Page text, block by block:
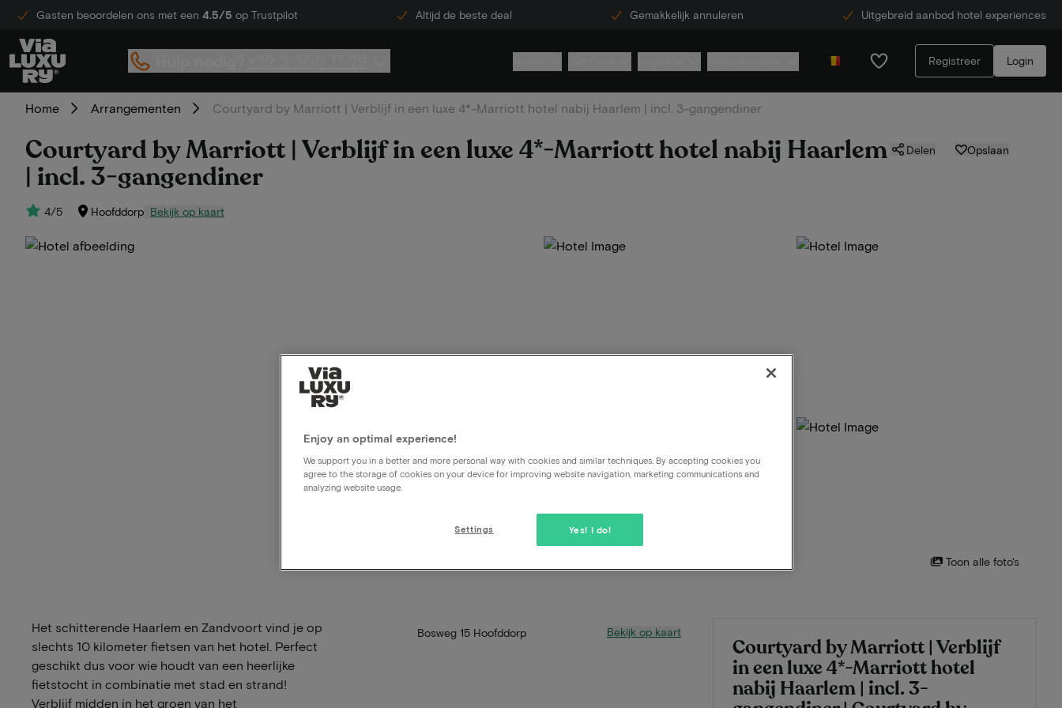
Gasten beoordelen ons met een 4.5/5 op Trustpilot Altijd de beste deal Gemakkelijk annuleren Uitgebreid aanbod hotel experiences
Registreer Login
Home Arrangementen Courtyard by Marriott | Verblijf in een luxe 4*-Marriott hotel nabij Haarlem | incl. 3-gangendiner
Courtyard by Marriott | Verblijf in een luxe 4*-Marriott hotel nabij Haarlem
| incl. 3-gangendiner
4/5 Hoofddorp Bekijk op kaart
Delen Opslaan
Toon alle foto's
Courtyard by Marriott | Verblijf
in een luxe 4*-Marriott hotel
nabij Haarlem | incl. 3-
Het schitterende Haarlem en Zandvoort vind je op
slechts 10 kilometer fietsen van het hotel. Perfect
geschikt dus voor wie houdt van een heerlijke
fietstocht in combinatie met stad en strand!
Verblijf midden in het groen van het
Bosweg 15 Hoofddorp Bekijk op kaart
Enjoy an optimal experience!
We support you in a better and more personal way with cookies and similar techniques. By accepting cookies you
agree to the storage of cookies on your device for improving website navigation, marketing communications and
analyzing website usage.
Yes! I do!
Settings